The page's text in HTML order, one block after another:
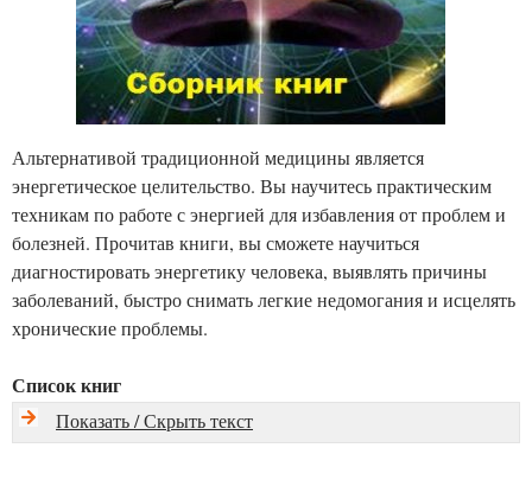
Альтернативой традиционной медицины является
энергетическое целительство. Вы научитесь практическим
техникам по работе с энергией для избавления от проблем и
болезней. Прочитав книги, вы сможете научиться
диагностировать энергетику человека, выявлять причины
заболеваний, быстро снимать легкие недомогания и исцелять
хронические проблемы.
Список книг
Показать / Скрыть текст